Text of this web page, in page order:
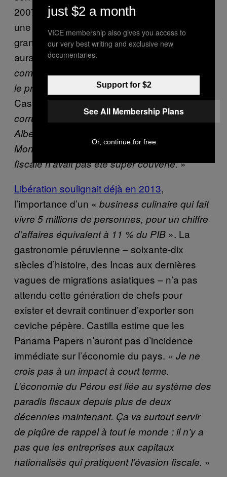
2007 del’institut culinaire de Pachacutec
une école chargée de former les futurs
grands chefs. Va-t-il perdre un peu de son
aura ? « J‘espère surtout que les gens vont
commencer à se pencher sérieusement sur
le problème des paradis fiscaux
Castilla. «La dernièregrosse affairede
corruption remonte en 2000 avec le Président
Alberto Fujimori et son conseiller Vladimiro
Montesinos. Depuis, la question de l’évasion
fiscale n’avait pas été super couverte.»
Libération soulignait déjà en 2013,
l’importance d’un « business culinaire qui fait
vivre 5 millions de personnes, pour un chiffre
d’affaires équivalent à 11 % du PIB ». La
gastronomie péruvienne – soixante-dix
siècles d’histoire, des Incas aux dernières
vagues de migrations asiatiques – n’a pas
attendu cette génération de chefs pour
exister et devrait continuer d’exporter son
ceviche pépère. Castilla estime que les
Panama Papers n’auront pas d’incidence
immédiate sur l’économie du pays. « Je ne
crois pas à un impact à court terme.
L’économie du Pérou est liée au système des
paradis fiscaux depuis plus de deux
décennies maintenant. Ça va surtout servir
de piqûre de rappel à tout le monde : il n’y a
pas que les entreprises aux capitaux
nationalisés qui pratiquent l’évasion fiscale. »
just $2 a month
VICE membership also gives you access to
our very best writing and exclusive new
documentaries.
Support for $2
See All Membership Plans
Or, continue for free